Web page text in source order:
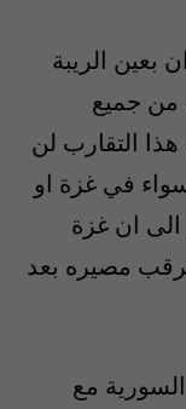
بعين الريبة
من جميع
التقارب لن
في غزة او
الى ان غزة
مصيره بعد
مع